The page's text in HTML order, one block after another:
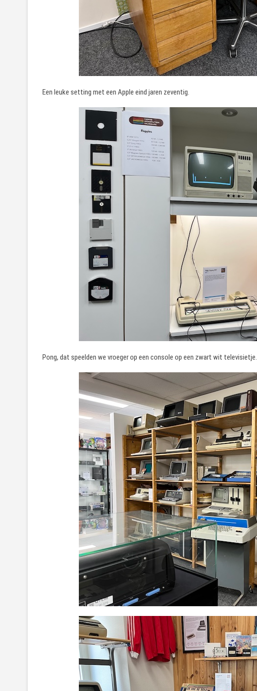
Een leuke setting met een Apple eind jaren zeventig.
Pong, dat speelden we vroeger op een console op een zwart wit televisietje.